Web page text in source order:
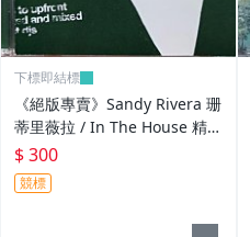
下標即結標
《絕版專賣》Sandy Rivera 珊
蒂里薇拉 / In The House 精選
輯 (2CD.美版)
$ 300
競標